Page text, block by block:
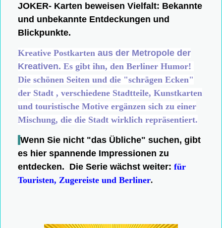
JOKER- Karten beweisen Vielfalt: Bekannte
und unbekannte Entdeckungen und
Blickpunkte.
Kreative Postkarten aus der Metropole der
Kreativen. Es gibt ihn, den Berliner Humor!
Die schönen Seiten und die "schrägen Ecken"
der Stadt , verschiedene Stadtteile, Kunstkarten
und touristische Motive ergänzen sich zu einer
Mischung, die die Stadt wirklich repräsentiert.
Wenn Sie nicht "das Übliche" suchen, gibt
es hier spannende Impressionen zu
entdecken. Die Serie wächst weiter: für
Touristen, Zugereiste und Berliner.